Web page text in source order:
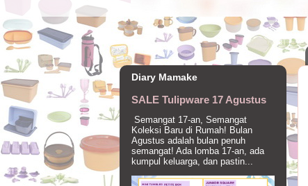
Diary Mamake
SALE Tulipware 17 Agustus
Semangat 17-an, Semangat
Koleksi Baru di Rumah! Bulan
Agustus adalah bulan penuh
semangat! Ada lomba 17-an, ada
kumpul keluarga, dan pastin...